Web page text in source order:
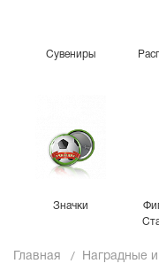
Сувениры
Значки
Главная Наградные и